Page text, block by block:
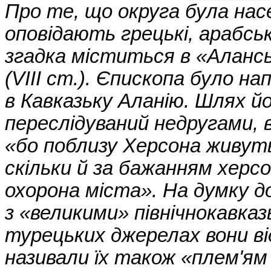
Про те, що округа була
оповідають грецькі,
згадка міститься в
(VIII ст.). Єпископа було
в Кавказьку Аланію. Шлях
переслідуваний
«бо поблизу Херсона
скільки й за бажанням
охорона міста». На думку
з «великими»
турецьких джерелах вони
називали їх також